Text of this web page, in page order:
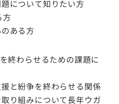
について知りたい方
方
ある方
終わらせるための課題に
と紛争を終わらせる関係
り組みについて長年ウガ